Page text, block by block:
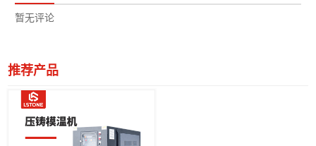
暂无评论
推荐产品